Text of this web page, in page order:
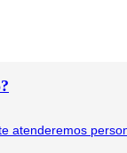
atenderemos